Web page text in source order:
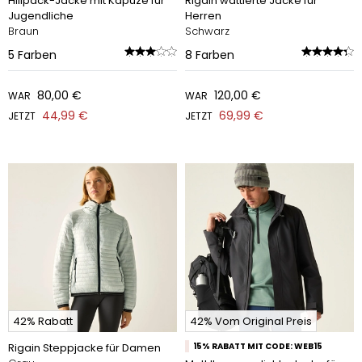
Jugendliche
Braun
5 Farben
WAR 80,00 €
JETZT 44,99 €
Herren
Schwarz
8 Farben
WAR 120,00 €
JETZT 69,99 €
42% Rabatt
Rigain Steppjacke für Damen
42% Vom Original Preis
15% RABATT MIT CODE: WEB15